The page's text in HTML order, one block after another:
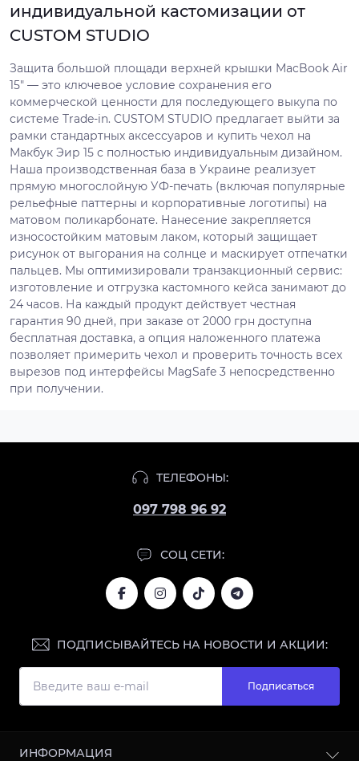
индивидуальной кастомизации от
CUSTOM STUDIO
Защита большой площади верхней крышки MacBook Air
15" — это ключевое условие сохранения его
коммерческой ценности для последующего выкупа по
системе Trade-in. CUSTOM STUDIO предлагает выйти за
рамки стандартных аксессуаров и купить чехол на
Макбук Эир 15 с полностью индивидуальным дизайном.
Наша производственная база в Украине реализует
прямую многослойную УФ-печать (включая популярные
рельефные паттерны и корпоративные логотипы) на
матовом поликарбонате. Нанесение закрепляется
износостойким матовым лаком, который защищает
рисунок от выгорания на солнце и маскирует отпечатки
пальцев. Мы оптимизировали транзакционный сервис:
изготовление и отгрузка кастомного кейса занимают до
24 часов. На каждый продукт действует честная
гарантия 90 дней, при заказе от 2000 грн доступна
бесплатная доставка, а опция наложенного платежа
позволяет примерить чехол и проверить точность всех
вырезов под интерфейсы MagSafe 3 непосредственно
при получении.
ТЕЛЕФОНЫ:
097 798 96 92
СОЦ СЕТИ:
ПОДПИСЫВАЙТЕСЬ НА НОВОСТИ И АКЦИИ:
Подписаться
ИНФОРМАЦИЯ